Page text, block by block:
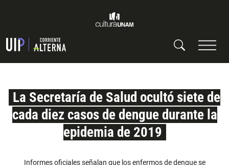
La Secretaría de Salud ocultó siete de
cada diez casos de dengue durante la
epidemia de 2019
Informes oficiales señalan que los enfermos de dengue se